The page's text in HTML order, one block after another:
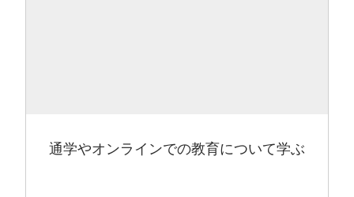
通学やオンラインでの教育について学ぶ